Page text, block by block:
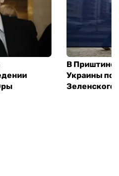
В Приштине
Украины
Зеленского